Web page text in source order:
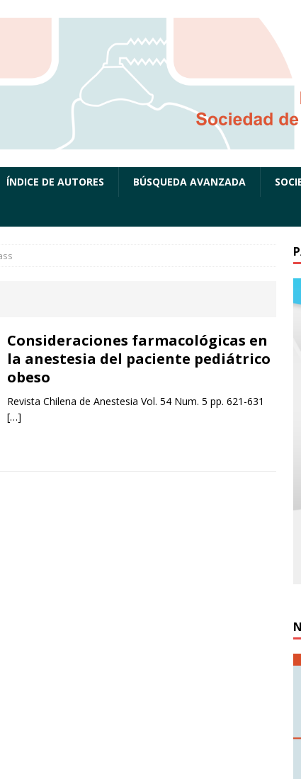
ÍNDICE DE AUTORES BÚSQUEDA AVANZADA
Consideraciones farmacológicas en
la anestesia del paciente pediátrico
obeso
Revista Chilena de Anestesia Vol. 54 Num. 5 pp. 621-631
[…]